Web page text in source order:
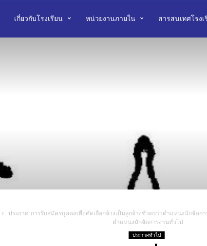
เกี่ยวกับโรงเรียน หน่วยงานภายใน สารสนเทศโรงเ
ประกาศ การรับสมัครบุคคลเพื่อคัดเลือกจ้างเป็นลูกจ้างชั่วคราวตําแหน่งนักจัดก
ตําแหน่งนักจัดการงานทั่วไป
ประกาศทั่วไป